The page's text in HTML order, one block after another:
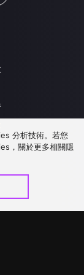
分析技術。若您
，關於更多相關隱